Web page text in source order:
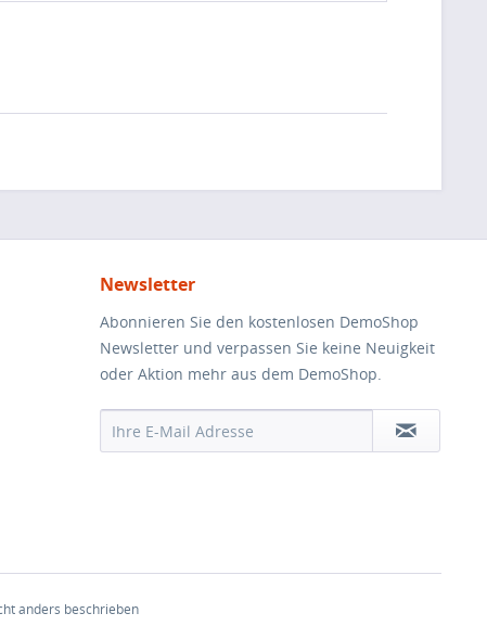
Newsletter
Abonnieren Sie den kostenlosen DemoShop
Newsletter und verpassen Sie keine Neuigkeit
oder Aktion mehr aus dem DemoShop.
anders beschrieben